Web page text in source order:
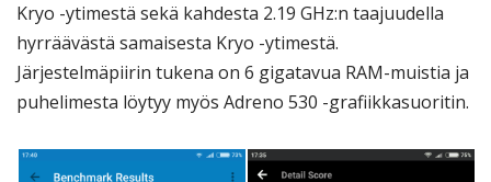
Kryo -ytimestä sekä kahdesta 2.19 GHz:n taajuudella
hyrräävästä samaisesta Kryo -ytimestä.
Järjestelmäpiirin tukena on 6 gigatavua RAM-muistia ja
puhelimesta löytyy myös Adreno 530 -grafiikkasuoritin.